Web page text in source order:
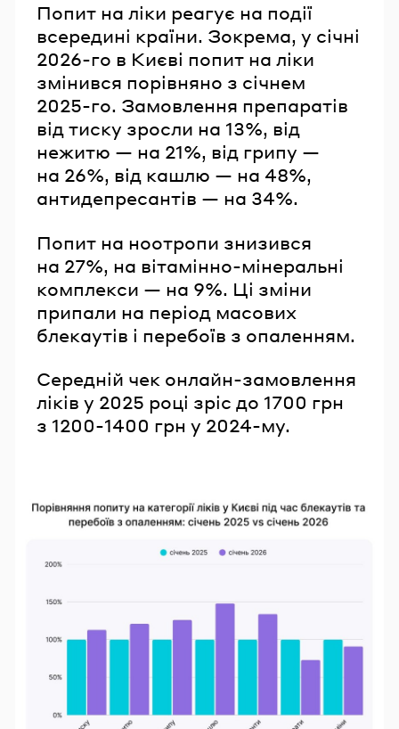
Попит на ліки реагує на події
всередині країни. Зокрема, у січні
2026-го в Києві попит на ліки
змінився порівняно з січнем
2025-го. Замовлення препаратів
від тиску зросли на 13%, від
нежитю — на 21%, від грипу —
на 26%, від кашлю — на 48%,
антидепресантів — на 34%.
Попит на ноотропи знизився
на 27%, на вітамінно-мінеральні
комплекси — на 9%. Ці зміни
припали на період масових
блекаутів і перебоїв з опаленням.
Середній чек онлайн-замовлення
ліків у 2025 році зріс до 1700 грн
з 1200-1400 грн у 2024-му.